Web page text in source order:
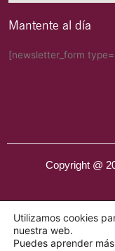
Mantente al día
[newsletter_form
Copyright @
Utilizamos cookies
nuestra web.
Puedes aprender